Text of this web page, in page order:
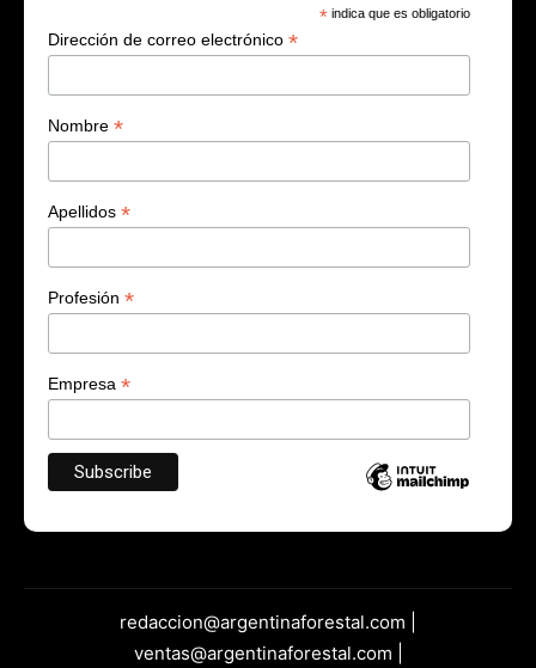
* indica que es obligatorio
Dirección de correo electrónico *
Nombre *
Apellidos *
Profesión *
Empresa *
redaccion@argentinaforestal.com |
ventas@argentinaforestal.com |